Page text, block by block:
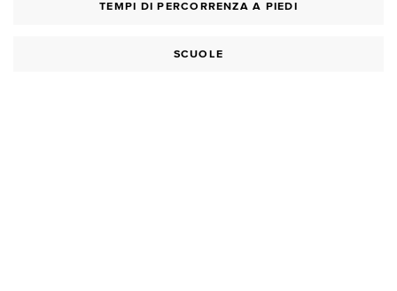
TEMPI DI PERCORRENZA A PIEDI
SCUOLE